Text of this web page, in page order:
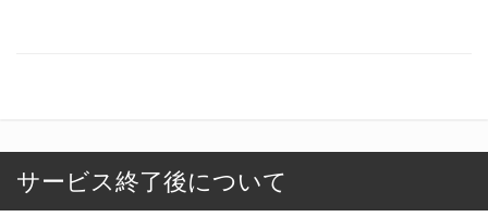
サービス終了後について